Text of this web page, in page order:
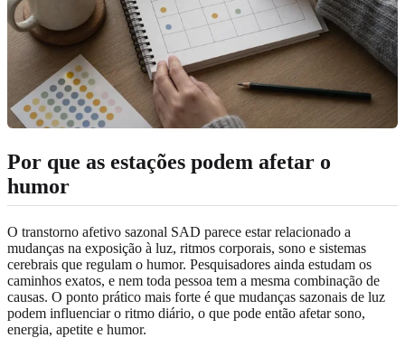
Por que as estações podem afetar o
humor
O transtorno afetivo sazonal SAD parece estar relacionado a
mudanças na exposição à luz, ritmos corporais, sono e sistemas
cerebrais que regulam o humor. Pesquisadores ainda estudam os
caminhos exatos, e nem toda pessoa tem a mesma combinação de
causas. O ponto prático mais forte é que mudanças sazonais de luz
podem influenciar o ritmo diário, o que pode então afetar sono,
energia, apetite e humor.